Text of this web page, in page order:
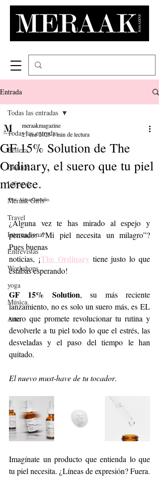
Entrada
Todas las entradas
Belleza
Fashion
Lifestyle
Meraak Girls
Travel
Internacional
Entrevistas
Workshops
yoga
Música.
Arte
Todas las entradas
GF 15% Solution de The
Ordinary, el suero que tu piel
merece.
meraakmagazine
27 ene 20251 min de lectura
Por: Alexa Garduño.
¿Alguna vez te has mirado al espejo y
pensado: “Mi piel necesita un milagro”?
Pues buenas
noticias, ¡The Ordinary tiene justo lo que
estabas esperando!
GF 15% Solution, su más reciente
lanzamiento, no es solo un suero más, es EL
suero que promete revolucionar tu rutina y
devolverle a tu piel todo lo que el estrés, las
desveladas y el paso del tiempo le han
quitado.
El nuevo must-have de tu tocador.
Imagínate un producto que entienda lo que
tu piel necesita. ¿Líneas de expresión? Fuera.